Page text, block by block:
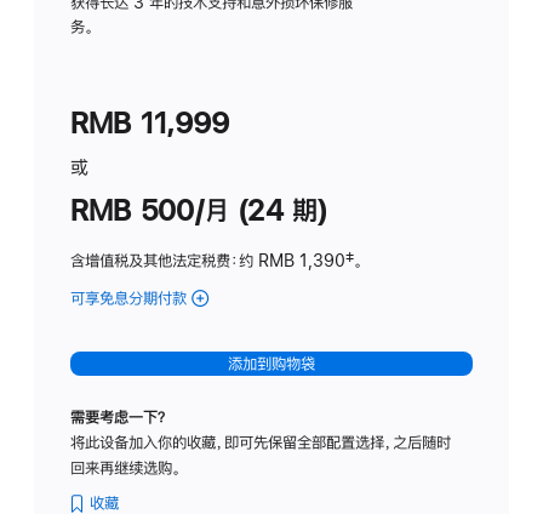
务。
RMB 11,999
或
RMB 500/月 (24 期)
含增值税及其他法定税费：约 RMB 1,390脚
‡。
可享免息分期付款 (Studio
-
标
璃
添加到购物袋
需要考虑一下？
将此设备加入你的收藏，即可先保留全部配置选择，之后随时
回来再继续选购。
收藏